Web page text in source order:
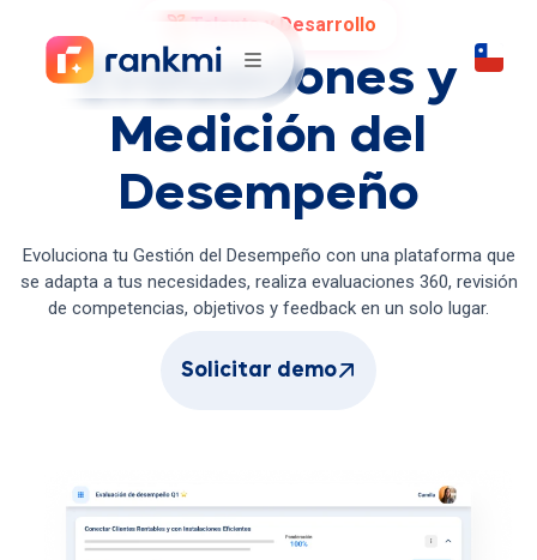
Talento y Desarrollo
Evaluaciones y
Medición del
Desempeño
Evoluciona tu Gestión del Desempeño con una plataforma que
se adapta a tus necesidades, realiza evaluaciones 360, revisión
de competencias, objetivos y feedback en un solo lugar.
Solicitar demo